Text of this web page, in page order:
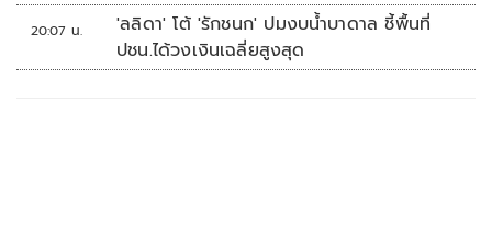
20:07 น.
'ลลิดา' โต้ 'รักชนก' ปมงบน้ำบาดาล ชี้พื้นที่
ปชน.ได้วงเงินเฉลี่ยสูงสุด